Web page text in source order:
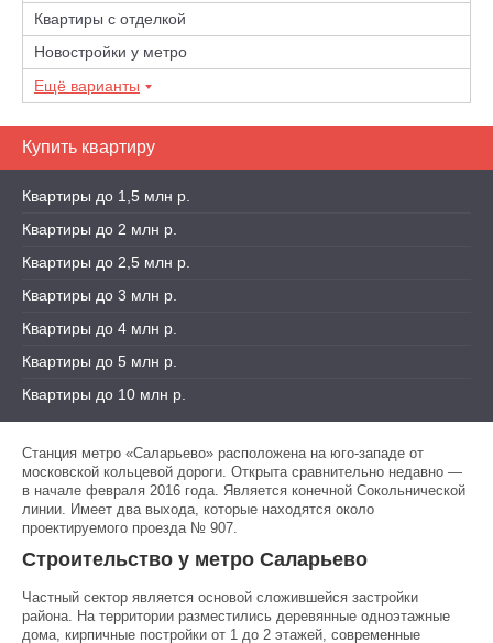
Квартиры с отделкой
Новостройки у метро
Ещё варианты
Купить квартиру
Квартиры до 1,5 млн р.
Квартиры до 2 млн р.
Квартиры до 2,5 млн р.
Квартиры до 3 млн р.
Квартиры до 4 млн р.
Квартиры до 5 млн р.
Квартиры до 10 млн р.
Станция метро «Саларьево» расположена на юго-западе от
московской кольцевой дороги. Открыта сравнительно недавно —
в начале февраля 2016 года. Является конечной Сокольнической
линии. Имеет два выхода, которые находятся около
проектируемого проезда № 907.
Строительство у метро Саларьево
Частный сектор является основой сложившейся застройки
района. На территории разместились деревянные одноэтажные
дома, кирпичные постройки от 1 до 2 этажей, современные